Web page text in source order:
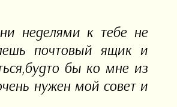
неделями к тебе не
почтовый ящик и
бы ко мне из
нужен мой совет и